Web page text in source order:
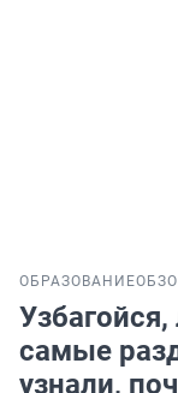
ОБРАЗОВАНИЕ
самые
узнали,